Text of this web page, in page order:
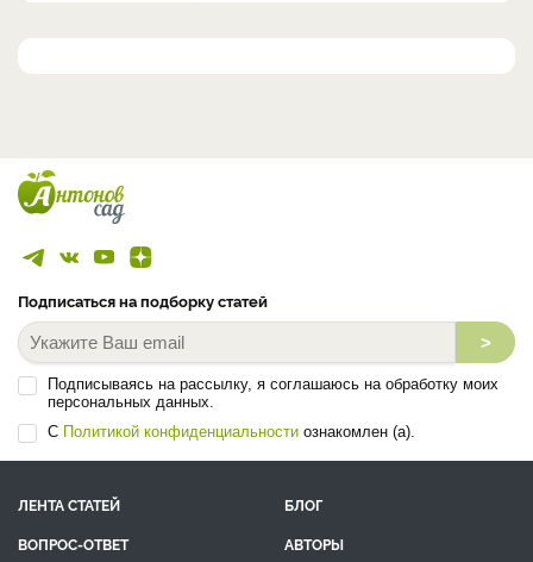
Подписаться на подборку статей
>
Подписываясь на рассылку, я соглашаюсь на обработку моих
персональных данных.
С Политикой конфиденциальности ознакомлен (а).
ЛЕНТА СТАТЕЙ
БЛОГ
ВОПРОС-ОТВЕТ
АВТОРЫ